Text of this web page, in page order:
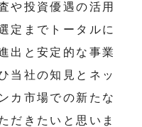
や投資優遇の活用
定までトータルに
出と安定的な事業
当社の知見とネッ
カ市場での新たな
だきたいと思いま